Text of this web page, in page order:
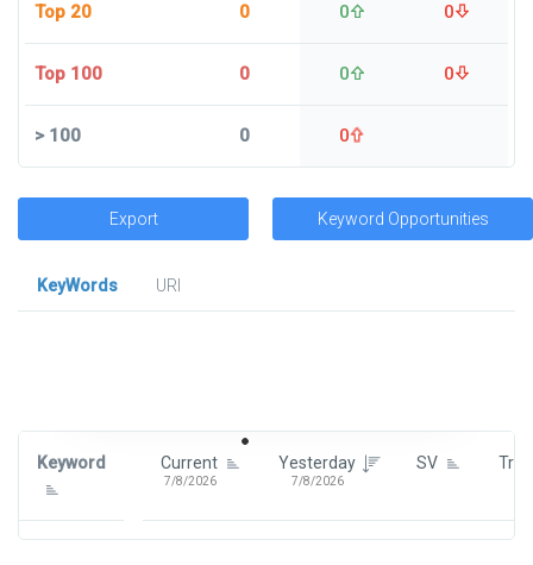
Top 20 0 0 0
Top 100 0 0 0
>100 0 0
Export Keyword Opportunities
KeyWords
URl
Keyword Current
7/8/2026
Yesterday
7/8/2026
SV